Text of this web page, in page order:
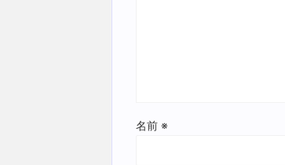
名前 ※